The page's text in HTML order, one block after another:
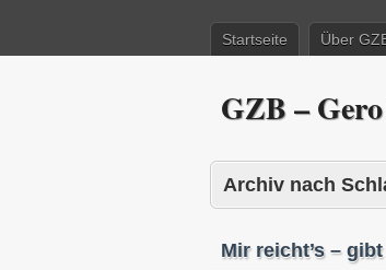
Startseite Über
GZB –
Archiv nach
Mir reicht’s –